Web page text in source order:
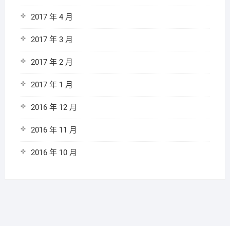
2017 年 4 月
2017 年 3 月
2017 年 2 月
2017 年 1 月
2016 年 12 月
2016 年 11 月
2016 年 10 月